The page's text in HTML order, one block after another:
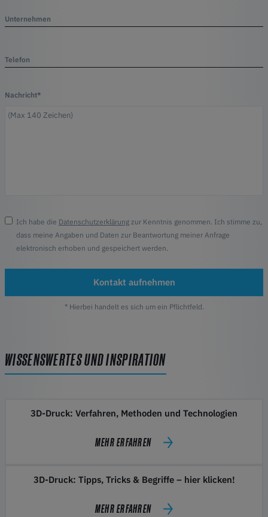
Unternehmen
Telefon
Nachricht*
Ich habe die Datenschutzerklärungzur Kenntnis genommen. Ich stimme zu,
dass meine Angaben und Daten zur Beantwortung meiner Anfrage
elektronisch erhoben und gespeichert werden.
Kontakt aufnehmen
* Hierbei handelt es sich um ein Pflichtfeld.
WISSENSWERTES UND INSPIRATION
3D-Druck: Verfahren, Methoden und Technologien
MEHR ERFAHREN
3D-Druck: Tipps, Tricks & Begriffe – hier klicken!
MEHR ERFAHREN